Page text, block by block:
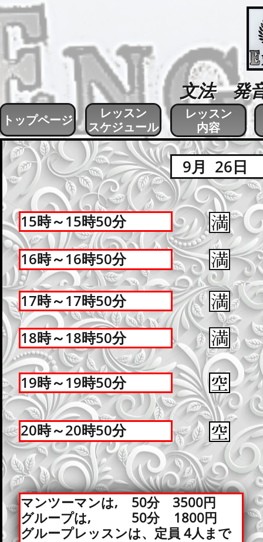
文法 発
トップページ
レッスン
スケジュール
レッスン
内容
15時～15時50分
17時～17時50分
20時～20時50分
16時～16時50分
18時～18時50分
19時～19時50分
マンツーマンは, 50分 3500円
グループは, 50分 1800円
グループレッスンは、定員 4人まで
9月 26日